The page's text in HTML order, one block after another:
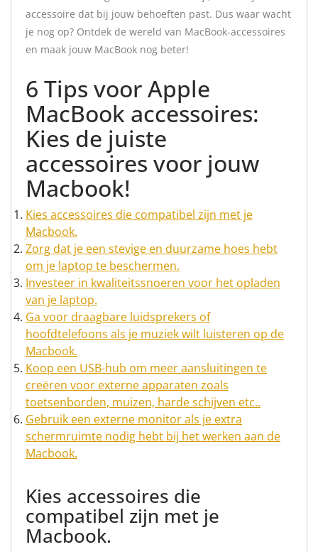
accessoire dat bij jouw behoeften past. Dus waar wacht
je nog op? Ontdek de wereld van MacBook-accessoires
en maak jouw MacBook nog beter!
6 Tips voor Apple
MacBook accessoires:
Kies de juiste
accessoires voor jouw
Macbook!
Kies accessoires die compatibel zijn met je
Macbook.
Zorg dat je een stevige en duurzame hoes hebt
om je laptop te beschermen.
Investeer in kwaliteitssnoeren voor het opladen
van je laptop.
Ga voor draagbare luidsprekers of
hoofdtelefoons als je muziek wilt luisteren op de
Macbook.
Koop een USB-hub om meer aansluitingen te
creëren voor externe apparaten zoals
toetsenborden, muizen, harde schijven etc..
Gebruik een externe monitor als je extra
schermruimte nodig hebt bij het werken aan de
Macbook.
Kies accessoires die
compatibel zijn met je
Macbook.